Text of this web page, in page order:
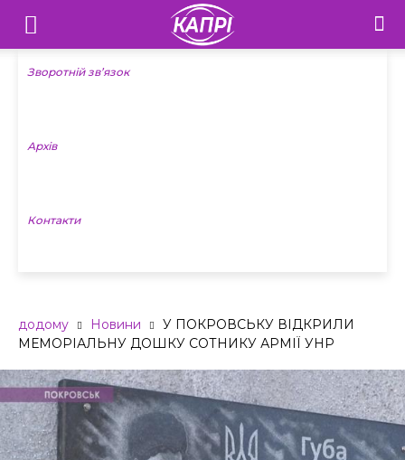
Телебачення
«Капрі»
Новини
Зворотній зв’язок
Архів
Контакти
додому Новини
У ПОКРОВСЬКУ ВІДКРИЛИ
МЕМОРІАЛЬНУ ДОШКУ СОТНИКУ АРМІЇ УНР